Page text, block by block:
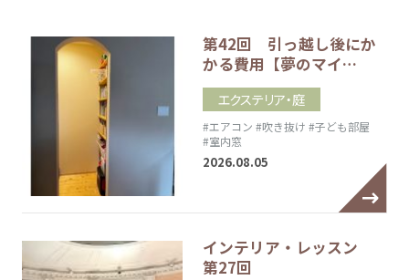
第42回 引っ越し後にか
かる費用【夢のマイ…
エクステリア・庭
#エアコン #吹き抜け #子ども部屋
#室内窓
2026.08.05
インテリア・レッスン
第27回